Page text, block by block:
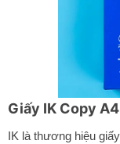
Giấy IK Copy
IK là thương hiệu